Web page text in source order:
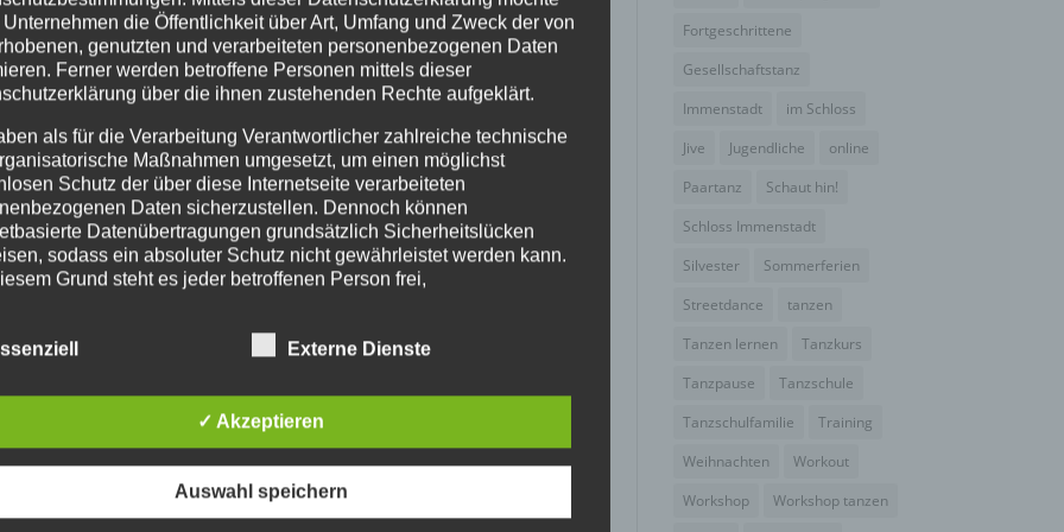
Januar 2020! Egal ob Neuling auf dem Parkett oder
perfekt passende Angebot. Bei uns gibt es Kurse für
Zum Beispiel :...
Fortgeschrittene
Gesellschaftstanz
Immenstadt
im Schloss
Jive
Jugendliche
online
Paartanz
Schaut hin!
Schloss Immenstadt
Silvester
Sommerferien
Streetdance
tanzen
Tanzen lernen
Tanzkurs
Tanzpause
Tanzschule
Tanzschulfamilie
Training
Weihnachten
Workout
Workshop
Workshop tanzen
Unternehmen die Öffentlichkeit über Art, Umfang und Zweck der von
genutzten und verarbeiteten personenbezogenen Daten
Ferner werden betroffene Personen mittels dieser
über die ihnen zustehenden Rechte aufgeklärt.
als für die Verarbeitung Verantwortlicher zahlreiche technische
Maßnahmen umgesetzt, um einen möglichst
Schutz der über diese Internetseite verarbeiteten
Daten sicherzustellen. Dennoch können
Datenübertragungen grundsätzlich Sicherheitslücken
sodass ein absoluter Schutz nicht gewährleistet werden kann.
Grund steht es jeder betroffenen Person frei,
beruht auf den Begrifflichkeiten, die durch den
Richtlinien- und Verordnungsgeber beim Erlass der
Grundverordnung (DS-GVO) verwendet wurden. Unsere
Externe Dienste
✓ Akzeptieren
Auswahl speichern